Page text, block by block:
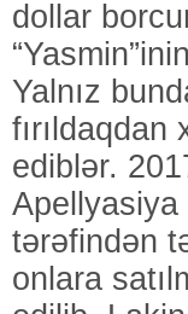
dollar
Yalnız
ediblər.
Apellyasiya
tərəfindən
onlara